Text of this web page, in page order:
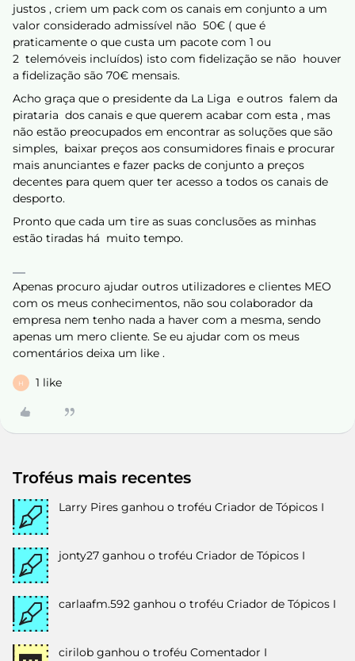
justos , criem um pack com os canais em conjunto a um
valor considerado admissível não 50€ ( que é
praticamente o que custa um pacote com 1 ou
2 telemóveis incluídos) isto com fidelização se não houver
a fidelização são 70€ mensais.
Acho graça que o presidente da La Liga e outros falem da
pirataria dos canais e que querem acabar com esta , mas
não estão preocupados em encontrar as soluções que são
simples, baixar preços aos consumidores finais e procurar
mais anunciantes e fazer packs de conjunto a preços
decentes para quem quer ter acesso a todos os canais de
desporto.
Pronto que cada um tire as suas conclusões as minhas
estão tiradas há muito tempo.
Apenas procuro ajudar outros utilizadores e clientes MEO
com os meus conhecimentos, não sou colaborador da
empresa nem tenho nada a haver com a mesma, sendo
apenas um mero cliente. Se eu ajudar com os meus
comentários deixa um like .
H 1 like
Troféus mais recentes
Larry Pires ganhou o troféu Criador de Tópicos I
jonty27 ganhou o troféu Criador de Tópicos I
carlaafm.592 ganhou o troféu Criador de Tópicos I
cirilob ganhou o troféu Comentador I